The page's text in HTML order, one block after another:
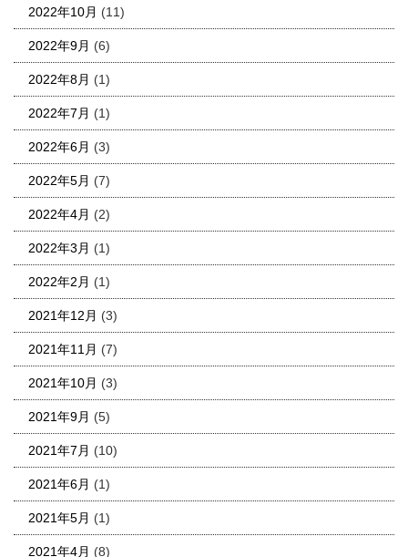
2022年10月 (11)
2022年9月 (6)
2022年8月 (1)
2022年7月 (1)
2022年6月 (3)
2022年5月 (7)
2022年4月 (2)
2022年3月 (1)
2022年2月 (1)
2021年12月 (3)
2021年11月 (7)
2021年10月 (3)
2021年9月 (5)
2021年7月 (10)
2021年6月 (1)
2021年5月 (1)
2021年4月 (8)